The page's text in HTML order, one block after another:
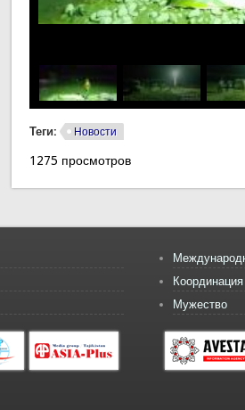
Теги: Новости
1275 просмотров
Координация
Мужество